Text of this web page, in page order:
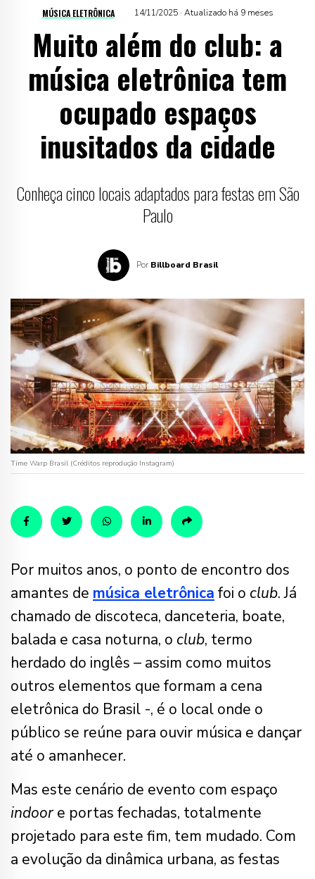
MÚSICA ELETRÔNICA 14/11/2025 · Atualizado há 9 meses
Muito além do club: a
música eletrônica tem
ocupado espaços
inusitados da cidade
Conheça cinco locais adaptados para festas em São
Paulo
Por Billboard Brasil
Time Warp Brasil (Créditos reprodução Instagram)
Por muitos anos, o ponto de encontro dos
amantes de música eletrônica foi o club. Já
chamado de discoteca, danceteria, boate,
balada e casa noturna, o club, termo
herdado do inglês – assim como muitos
outros elementos que formam a cena
eletrônica do Brasil -, é o local onde o
público se reúne para ouvir música e dançar
até o amanhecer.
Mas este cenário de evento com espaço
indoor e portas fechadas, totalmente
projetado para este fim, tem mudado. Com
a evolução da dinâmica urbana, as festas